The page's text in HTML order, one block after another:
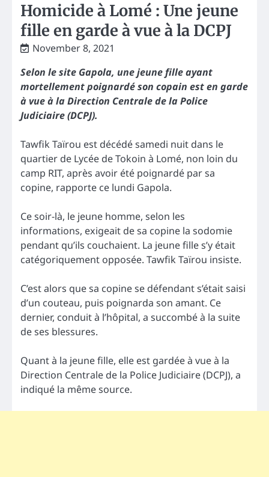
Homicide à Lomé : Une jeune
fille en garde à vue à la DCPJ
November 8, 2021
Selon le site Gapola, une jeune fille ayant
mortellement poignardé son copain est en garde
à vue à la Direction Centrale de la Police
Judiciaire (DCPJ).
Tawfik Taïrou est décédé samedi nuit dans le
quartier de Lycée de Tokoin à Lomé, non loin du
camp RIT, après avoir été poignardé par sa
copine, rapporte ce lundi Gapola.
Ce soir-là, le jeune homme, selon les
informations, exigeait de sa copine la sodomie
pendant qu’ils couchaient. La jeune fille s’y était
catégoriquement opposée. Tawfik Taïrou insiste.
C’est alors que sa copine se défendant s’était saisi
d’un couteau, puis poignarda son amant. Ce
dernier, conduit à l’hôpital, a succombé à la suite
de ses blessures.
Quant à la jeune fille, elle est gardée à vue à la
Direction Centrale de la Police Judiciaire (DCPJ), a
indiqué la même source.